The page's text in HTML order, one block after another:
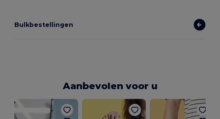
Bulkbestellingen
Aanbevolen voor u